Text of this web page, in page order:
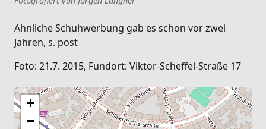
Ähnliche Schuhwerbung gab es schon vor zwei
Jahren, s. post
Foto: 21.7. 2015, Fundort: Viktor-Scheffel-Straße 17
+
−